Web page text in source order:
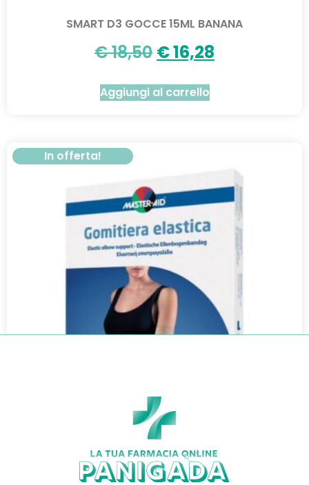
SMART D3 GOCCE 15ML BANANA
€18,50 €16,28
Aggiungi al carrello
In offerta!
€21,90€19,81